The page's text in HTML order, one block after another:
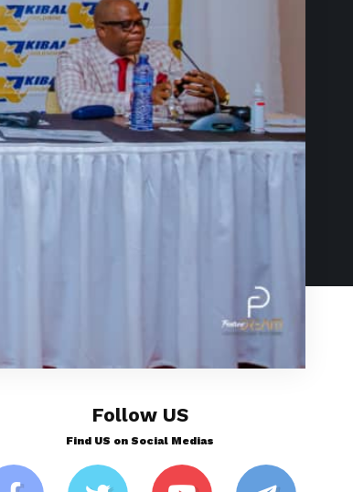
Follow US
Find US on Social Medias